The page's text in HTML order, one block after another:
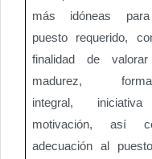
más idóneas
puesto requerido,
finalidad de
madurez,
integral,
motivación, así
adecuación al